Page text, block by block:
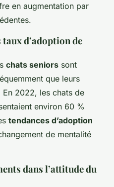
en augmentation par
d’adoption de
chats seniors sont
que leurs
En 2022, les chats de
environ 60 %
tendances d’adoption
de mentalité
dans l’attitude du